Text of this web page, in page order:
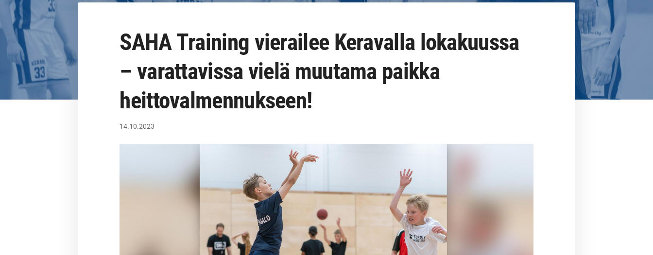
SAHA Training vierailee Keravalla lokakuussa
– varattavissa vielä muutama paikka
heittovalmennukseen!
14.10.2023